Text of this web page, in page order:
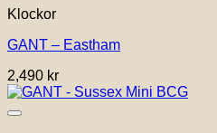
Klockor
GANT – Eastham
2,490 kr